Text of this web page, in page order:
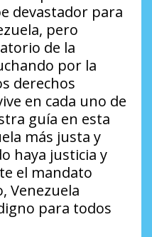
devastador para
pero
de la
por la
derechos
en cada uno de
guía en esta
más justa y
haya justicia y
el mandato
Venezuela
para todos